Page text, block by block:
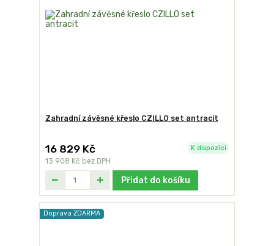
Zahradní závěsné křeslo CZILLO set antracit
16 829 Kč
13 908 Kč bez DPH
K dispozici
Přidat do košíku
Doprava ZDARMA